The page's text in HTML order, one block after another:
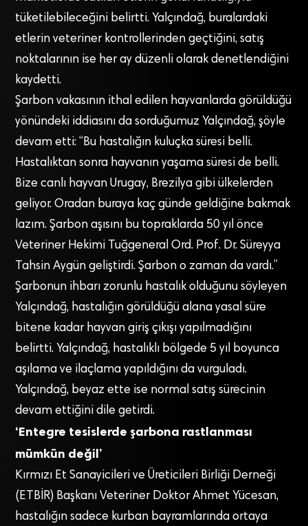
tüketilebileceğini belirtti. Yalçındağ, buralardaki
etlerin veteriner kontrollerinden geçtiğini, satış
noktalarının ise her ay düzenli olarak denetlendiğini
kaydetti.
Şarbon vakasının ithal edilen hayvanlarda görüldüğü
yönündeki iddiasını da sorduğumuz Yalçındağ, şöyle
devam etti: “Bu hastalığın kuluçka süresi belli.
Hastalıktan sonra hayvanın yaşama süresi de belli.
Bize canlı hayvan Urugay, Brezilya gibi ülkelerden
geliyor. Oradan buraya kaç günde geldiğine bakmak
lazım. Şarbon aşısını bu topraklarda 50 yıl önce
Veteriner Hekimi Tuğgeneral Ord. Prof. Dr. Süreyya
Tahsin Aygün geliştirdi. Şarbon o zaman da vardı.”
Şarbonun ihbarı zorunlu hastalık olduğunu söyleyen
Yalçındağ, hastalığın görüldüğü alana yasal süre
bitene kadar hayvan giriş çıkışı yapılmadığını
belirtti. Yalçındağ, hastalıklı bölgede 5 yıl boyunca
aşılama ve ilaçlama yapıldığını da vurguladı.
Yalçındağ, beyaz ette ise normal satış sürecinin
devam ettiğini dile getirdi.
‘Entegre tesislerde şarbona rastlanması
mümkün değil’
Kırmızı Et Sanayicileri ve Üreticileri Birliği Derneği
(ETBİR) Başkanı Veteriner Doktor Ahmet Yücesan,
hastalığın sadece kurban bayramlarında ortaya